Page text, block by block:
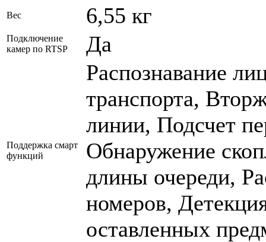
Вес 6,55 кг
Подключение
камер по RTSP
Да
Поддержка смарт
функций
Распознавание
транспорта,
линии, Подсчет
Обнаружение
длины очереди,
номеров,
оставленных